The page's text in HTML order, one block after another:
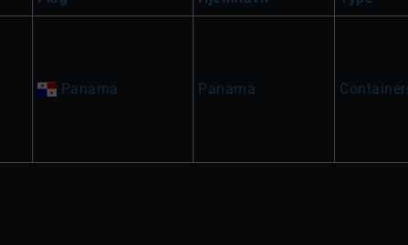
Panama Panama